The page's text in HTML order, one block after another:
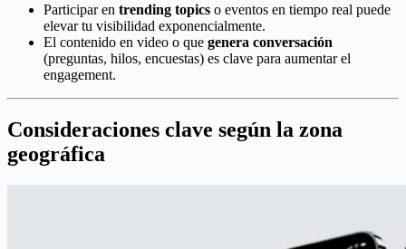
Participar en trending topics o eventos en tiempo real puede
elevar tu visibilidad exponencialmente.
El contenido en video o que genera conversación
(preguntas, hilos, encuestas) es clave para aumentar el
engagement.
Consideraciones clave según la zona
geográfica